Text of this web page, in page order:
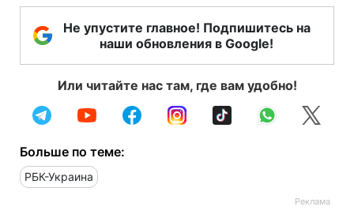
Не упустите главное! Подпишитесь на
наши обновления в Google!
Или читайте нас там, где вам удобно!
Больше по теме:
РБК-Украина